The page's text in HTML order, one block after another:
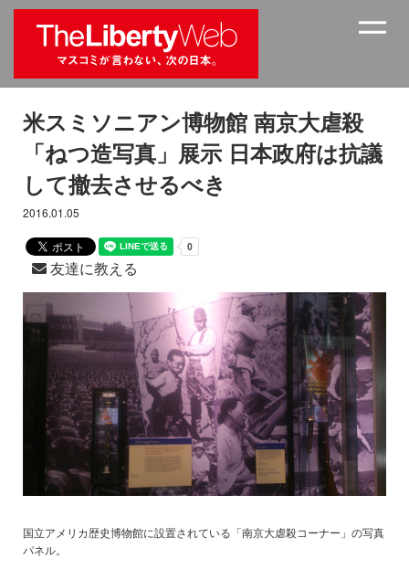
米スミソニアン博物館 南京大虐殺
「ねつ造写真」展示 日本政府は抗議
して撤去させるべき
2016.01.05
友達に教える
国立アメリカ歴史博物館に設置されている「南京大虐殺コーナー」の写真
パネル。